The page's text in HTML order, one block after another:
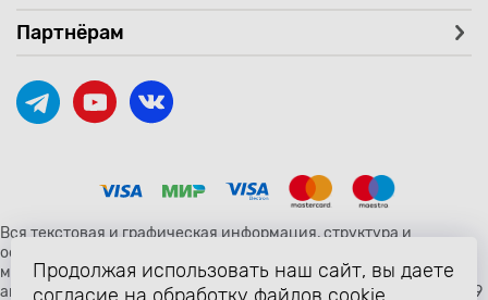
Партнёрам
Вся текстовая и графическая информация, структура и
оформление страницы avtozaryad.ru защищены российскими и
международными законами и соглашениями об охране
авторских прав и интеллектуальной собственности (статьи 1259
Продолжая использовать наш сайт, вы даете